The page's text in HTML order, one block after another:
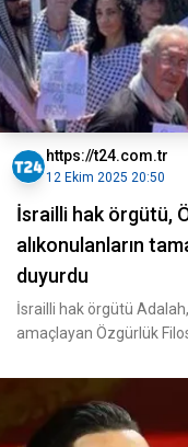
https://t24.com.tr
12 Ekim 2025 20:50
İsrailli hak örgütü,
alıkonulanların
duyurdu
İsrailli hak örgütü
amaçlayan Özgürlük